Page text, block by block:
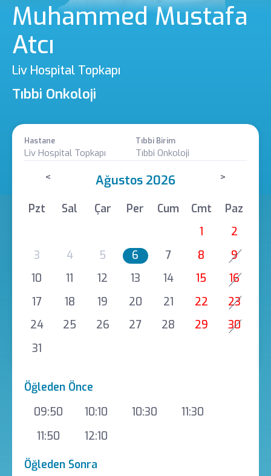
Muhammed Mustafa
Atcı
Liv Hospital Topkapı
Tıbbi Onkoloji
Hastane
Liv Hospital Topkapı
Tıbbi Birim
Tıbbi Onkoloji
< Ağustos 2026 >
Pzt Sal Çar Per Cum Cmt
Paz
1
2
3
4 5 6 7 8
9
10
11 12 13 14 15
16
17
18 19 20 21 22
23
24
25 26 27 28 29
30
31
Öğleden Önce
09:50
10:10 10:30
11:30
11:50
12:10
Öğleden Sonra